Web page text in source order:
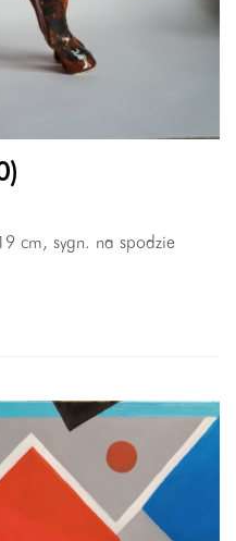
cm, sygn. na spodzie